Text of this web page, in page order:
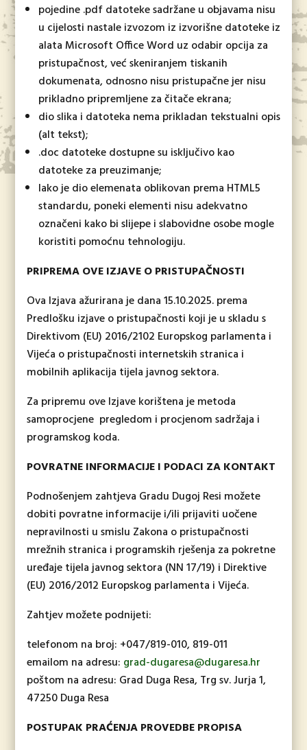
pojedine .pdf datoteke sadržane u objavama nisu
u cijelosti nastale izvozom iz izvorišne datoteke iz
alata Microsoft Office Word uz odabir opcija za
pristupačnost, već skeniranjem tiskanih
dokumenata, odnosno nisu pristupačne jer nisu
prikladno pripremljene za čitače ekrana;
dio slika i datoteka nema prikladan tekstualni opis
(alt tekst);
.doc datoteke dostupne su isključivo kao
datoteke za preuzimanje;
Iako je dio elemenata oblikovan prema HTML5
standardu, poneki elementi nisu adekvatno
označeni kako bi slijepe i slabovidne osobe mogle
koristiti pomoćnu tehnologiju.
PRIPREMA OVE IZJAVE O PRISTUPAČNOSTI
Ova Izjava ažurirana je dana 15.10.2025. prema
Predlošku izjave o pristupačnosti koji je u skladu s
Direktivom (EU) 2016/2102 Europskog parlamenta i
Vijeća o pristupačnosti internetskih stranica i
mobilnih aplikacija tijela javnog sektora.
Za pripremu ove Izjave korištena je metoda
samoprocjene pregledom i procjenom sadržaja i
programskog koda.
POVRATNE INFORMACIJE I PODACI ZA KONTAKT
Podnošenjem zahtjeva Gradu Dugoj Resi možete
dobiti povratne informacije i/ili prijaviti uočene
nepravilnosti u smislu Zakona o pristupačnosti
mrežnih stranica i programskih rješenja za pokretne
uređaje tijela javnog sektora (NN 17/19) i Direktive
(EU) 2016/2012 Europskog parlamenta i Vijeća.
Zahtjev možete podnijeti:
telefonom na broj: +047/819-010, 819-011
emailom na adresu: grad-dugaresa@dugaresa.hr
poštom na adresu: Grad Duga Resa, Trg sv. Jurja 1,
47250 Duga Resa
POSTUPAK PRAĆENJA PROVEDBE PROPISA